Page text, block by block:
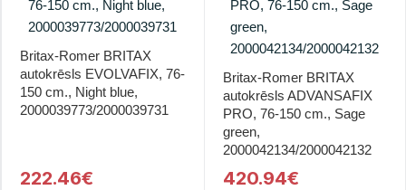
Britax-Romer BRITAX
autokrēsls EVOLVAFIX, 76-
150 cm., Night blue,
2000039773/2000039731
222.46€
Britax-Romer BRITAX
autokrēsls ADVANSAFIX
PRO, 76-150 cm., Sage
green,
2000042134/2000042132
420.94€